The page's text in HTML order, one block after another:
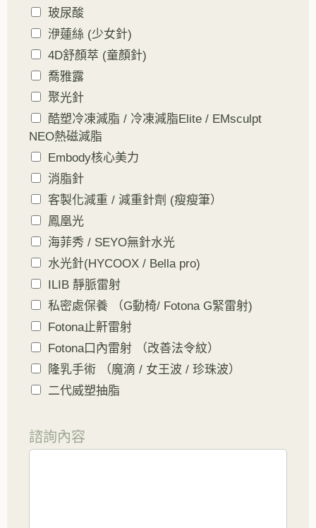
玻尿酸
洢蓮絲 (少女針)
4D舒顏萃 (童顏針)
喬雅露
聚光針
酷塑冷凍減脂 / 冷凍減脂Elite / EMsculpt
NEO熱磁減脂
Embody核心美力
消脂針
客製化減重 / 減重針劑 (瘦瘦筆）
鳳凰光
海菲秀 / SEYO無針水光
水光針(HYCOOX / Bella pro)
ILIB 靜脈雷射
私密處保養 （G動椅/ Fotona G緊雷射)
Fotona止鼾雷射
Fotona口內雷射 （改善法令紋）
隆乳手術 （魔滴 / 女王波 / 珍珠波）
二代威塑抽脂
諮詢內容